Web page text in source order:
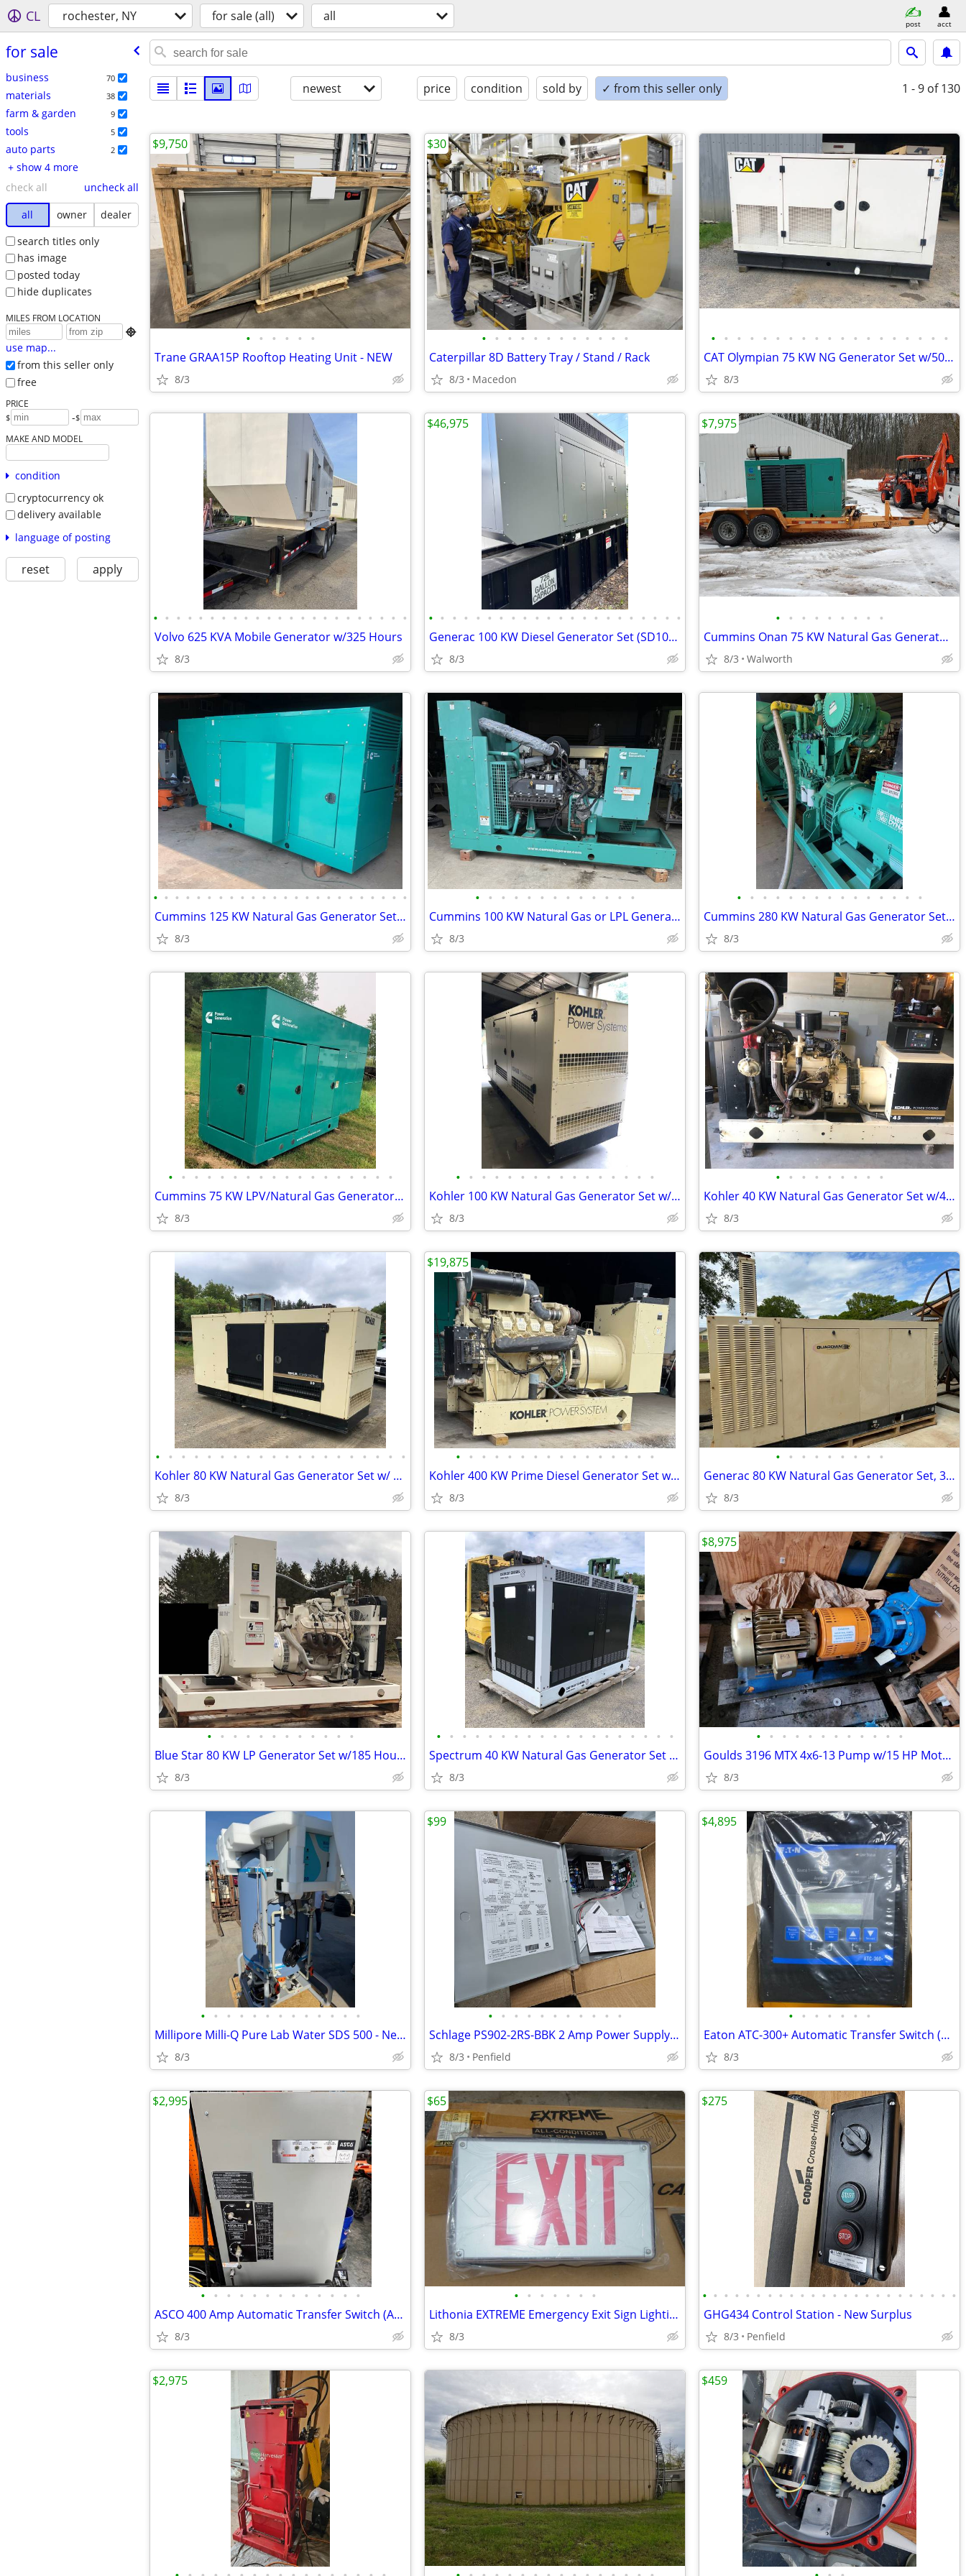
CL rochester, NY for sale (all) all post acct
for sale
business 70
materials 38
farm & garden 9
tools 5
auto parts 2
+ show 4 more
check all
uncheck all
all
owner
dealer
search titles only
has image
posted today
hide duplicates
MILES FROM LOCATION

use map...
from this seller only
free
PRICE
$ -$
MAKE AND MODEL
condition
cryptocurrency ok
delivery available
language of posting
reset apply
newest price condition sold by ✓ from this seller only 1 - 9 of 130
• • • • • •
Trane GRAA15P Rooftop Heating Unit - NEW
8/3
$9,750
• • • • • • • • • • • •
Caterpillar 8D Battery Tray / Stand / Rack
8/3 Macedon
$30
• • • • • • • • • • • • • • • • • • •
CAT Olympian 75 KW NG Generator Set w/504 Hours (2004)
8/3
• • • • • • • • • • • • • • • • • • • • • • •
Volvo 625 KVA Mobile Generator w/325 Hours
8/3
• • • • • • • • • • • • • • • • • • • • • •
Generac 100 KW Diesel Generator Set (SD100) - New Surplus
8/3
$46,975
• • • • • • • • •
Cummins Onan 75 KW Natural Gas Generator Set w/610 Hours
8/3 Walworth
$7,975
• • • • • • • • • • • • • • • • • • • • • • • •
Cummins 125 KW Natural Gas Generator Set w/100 Hours
8/3
• • • • • • • • • • • • •
Cummins 100 KW Natural Gas or LPL Generator Set w/51 Hours
8/3
• • • • • • • • • • • • • • •
Cummins 280 KW Natural Gas Generator Set w/627 Hours
8/3
• • • • • • • • • • • • • • • • • •
Cummins 75 KW LPV/Natural Gas Generator Set w/750 Hours
8/3
• • • • • • • • • • • • • • • •
Kohler 100 KW Natural Gas Generator Set w/549 Hours
8/3
• • • • • • • • •
Kohler 40 KW Natural Gas Generator Set w/490 Hours (2002)
8/3
• • • • • • • • • • • • • • • • • • • •
Kohler 80 KW Natural Gas Generator Set w/ 402 Hours
8/3
• • • • • • • • • • • • • • • •
Kohler 400 KW Prime Diesel Generator Set w/648 Hours
8/3
$19,875
• • • • • • • • •
Generac 80 KW Natural Gas Generator Set, 356 Hours w/SA Enclosure
8/3
• • • • • • • • • • • •
Blue Star 80 KW LP Generator Set w/185 Hours
8/3
• • • • • • • • • • • • • • • • • • •
Spectrum 40 KW Natural Gas Generator Set w/538 Hours
8/3
• • • • • • • • • • • •
Goulds 3196 MTX 4x6-13 Pump w/15 HP Motor - NEW
8/3
$8,975
• • • • • • • • • • • • •
Millipore Milli-Q Pure Lab Water SDS 500 - New Surplus
8/3
• • • • • • • • • • •
Schlage PS902-2RS-BBK 2 Amp Power Supply 2 Relays 2 Batteries & Backup
8/3 Penfield
$99
• • • • • • •
Eaton ATC-300+ Automatic Transfer Switch (ATS) Controller, 4.3 - NEW
8/3
$4,895
• • • • • • • • • • • • •
ASCO 400 Amp Automatic Transfer Switch (ATS) Bypass-Isolation, 480V
8/3
$2,995
• • • • • • •
Lithonia EXTREME Emergency Exit Sign Lighting
8/3
$65
• • • • • • • • • • • • • • • • • • • • • • • •
GHG434 Control Station - New Surplus
8/3 Penfield
$275
$2,975 $459